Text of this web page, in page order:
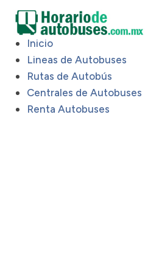
Inicio
Lineas de Autobuses
Rutas de Autobús
Centrales de Autobuses
Renta Autobuses